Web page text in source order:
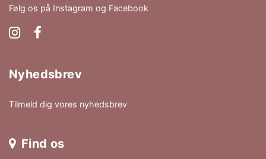
Følg os på Instagram og Facebook
Nyhedsbrev
Tilmeld dig vores nyhedsbrev
Find os